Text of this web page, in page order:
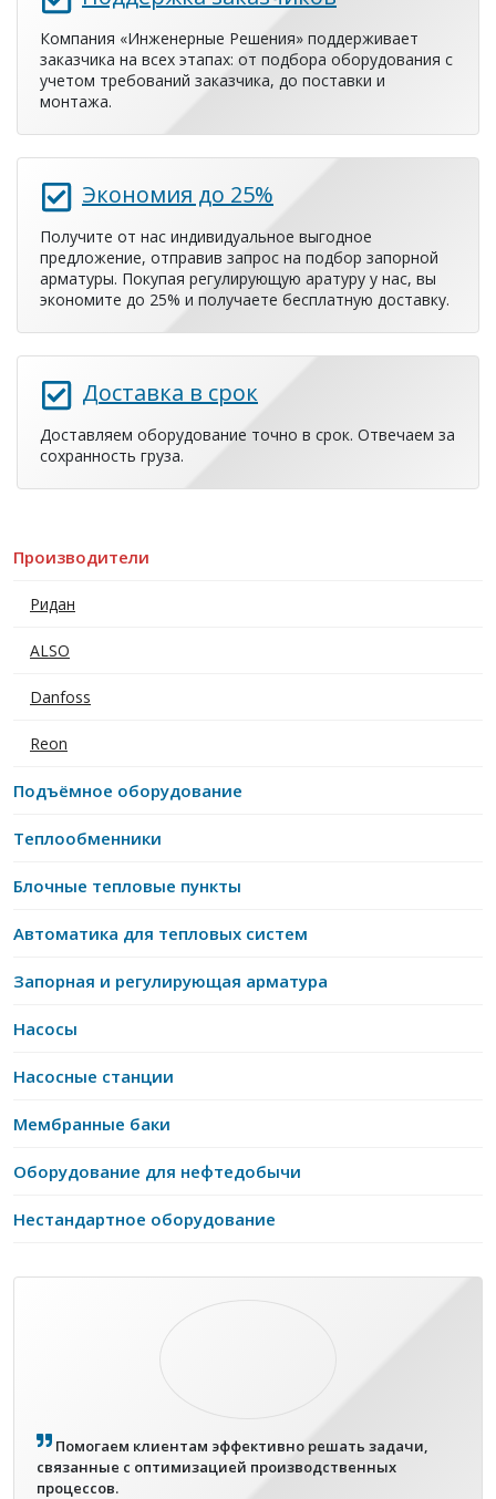
Производители
Ридан
ALSO
Danfoss
Reon
Подъёмное оборудование
Теплообменники
Блочные тепловые пункты
Автоматика для тепловых систем
Запорная и регулирующая арматура
Насосы
Насосные станции
Мембранные баки
Оборудование для нефтедобычи
Нестандартное оборудование
Помогаем клиентам эффективно решать задачи,
связанные с оптимизацией производственных
процессов.
Компания «Инженерные Решения» поддерживает
заказчика на всех этапах: от подбора оборудования с
учетом требований заказчика, до поставки и
монтажа.
Экономия до 25%
Получите от нас индивидуальное выгодное
предложение, отправив запрос на подбор запорной
арматуры. Покупая регулирующую аратуру у нас, вы
экономите до 25% и получаете бесплатную доставку.
Доставка в срок
Доставляем оборудование точно в срок. Отвечаем за
сохранность груза.